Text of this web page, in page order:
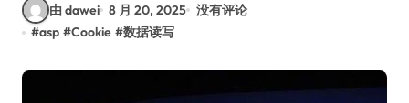
由 dawei 8 月 20, 2025 没有评论
#asp #Cookie #数据读写